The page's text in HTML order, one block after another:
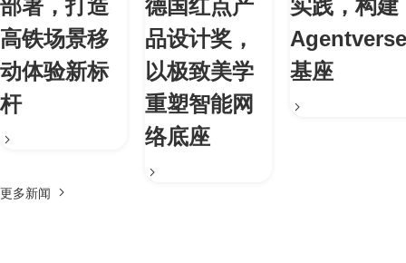
部署，打造
高铁场景移
动体验新标
杆
德国红点产
品设计奖，
以极致美学
重塑智能网
络底座
实践，构建
Agentverse
基座
更多新闻